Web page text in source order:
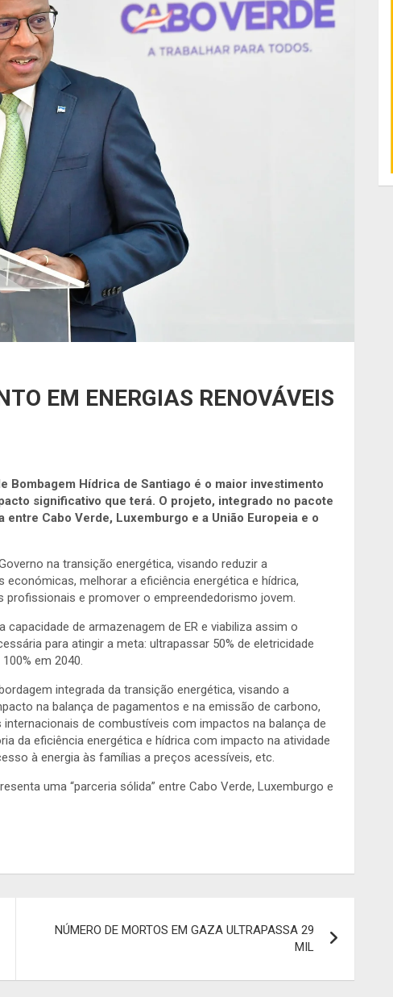
EM ENERGIAS RENOVÁVEIS
Bombagem Hídrica de Santiago é o maior investimento
significativo que terá. O projeto, integrado no pacote
Cabo Verde, Luxemburgo e a União Europeia e o
na transição energética, visando reduzir a
melhorar a eficiência energética e hídrica,
e promover o empreendedorismo jovem.
de armazenagem de ER e viabiliza assim o
para atingir a meta: ultrapassar 50% de eletricidade
em 2040.
integrada da transição energética, visando a
na balança de pagamentos e na emissão de carbono,
de combustíveis com impactos na balança de
da eficiência energética e hídrica com impacto na atividade
à energia às famílias a preços acessíveis, etc.
uma “parceria sólida” entre Cabo Verde, Luxemburgo e
NÚMERO DE MORTOS EM GAZA ULTRAPASSA 29
MIL